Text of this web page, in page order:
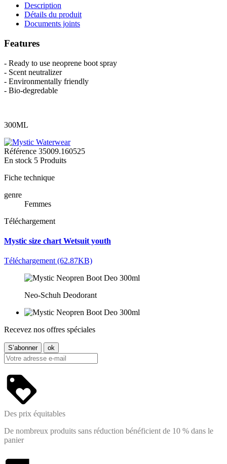
Description
Détails du produit
Documents joints
Features
- Ready to use neoprene boot spray
- Scent neutralizer
- Environmentally friendly
- Bio-degredable
300ML
Référence 35009.160525
En stock 5 Produits
Fiche technique
genre
Femmes
Téléchargement
Mystic size chart Wetsuit youth
Téléchargement (62.87KB)
Neo-Schuh Deodorant
Recevez nos offres spéciales
Des prix équitables
De nombreux produits sans réduction bénéficient de 10 % dans le
panier